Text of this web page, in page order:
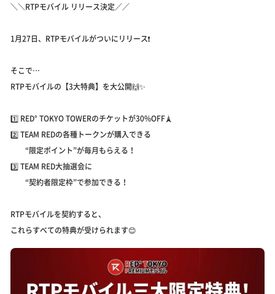
＼＼RTPモバイル リリース決定／／
1月27日、RTPモバイルがついにリリース❗️
そこで…
RTPモバイルの【3大特典】を大公開🙌✨
1️⃣ RED° TOKYO TOWERのチケットが30%OFF🗼
2️⃣ TEAM REDの各種トークンが購入できる
“限定ポイント”が毎月もらえる！
3️⃣ TEAM RED大抽選会に
“契約者限定枠”で参加できる！
RTPモバイルを契約すると、
これらすべての特典が受けられます😊